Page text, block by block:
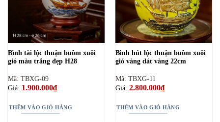
Bình tài lộc thuận buồm xuôi
gió màu trắng đẹp H28
Mã: TBXG-09
Giá: 1.900.000₫
THÊM VÀO GIỎ HÀNG
Bình hút lộc thuận buồm xuôi
gió vàng dát vàng 22cm
Mã: TBXG-11
Giá: 2.800.000₫
THÊM VÀO GIỎ HÀNG